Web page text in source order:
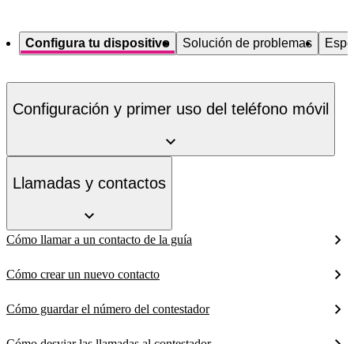
Configura tu dispositivo Solución de problemas
Configuración y primer uso del teléfono móvil
Llamadas y contactos
Cómo llamar a un contacto de la guía
Cómo crear un nuevo contacto
Cómo guardar el número del contestador